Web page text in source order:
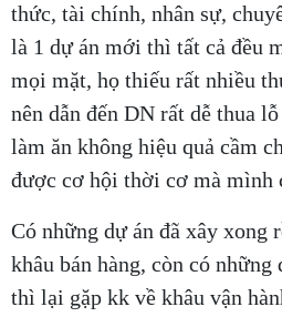
thức, tài chính, nhân sự,
là 1 dự án mới thì tất cả đều
mọi mặt, họ thiếu rất nhiều
nên dẫn đến DN rất dễ thua
làm ăn không hiệu quả cầm
được cơ hội thời cơ mà mình
Có những dự án đã xây xong
khâu bán hàng, còn có những
thì lại gặp kk về khâu vận